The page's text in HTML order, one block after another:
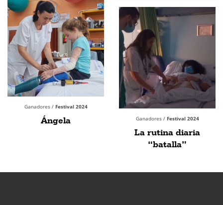
Ganadores / Festival 2024
Ángela Ganadores / Festival 2024
La rutina diaria
“batalla”